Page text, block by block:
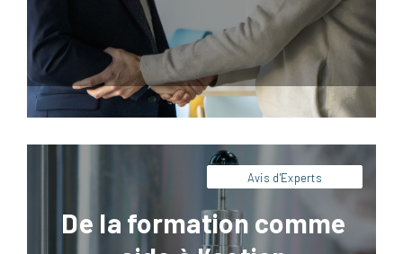
Avis d'Experts
De la formation comme
Retrouvez dans cet article les clés de nos
experts pour concevoir une formation
pertinente.